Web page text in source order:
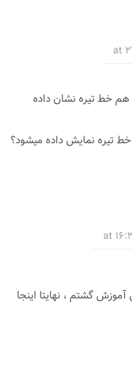
هم خط تیره نشان داده
تیره نمایش داده میشود؟
گشتم ، نهایتا اینجا